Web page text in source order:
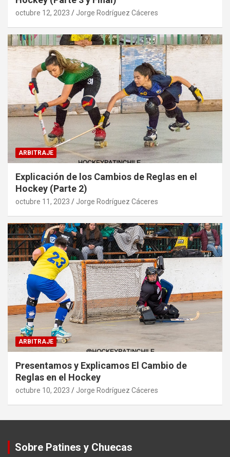
octubre 12, 2023 Jorge Rodríguez Cáceres
ARBITRAJE
Explicación de los Cambios de Reglas en el
Hockey (Parte 2)
octubre 11, 2023 Jorge Rodríguez Cáceres
ARBITRAJE
Presentamos y Explicamos El Cambio de
Reglas en el Hockey
octubre 10, 2023 Jorge Rodríguez Cáceres
Sobre Patines y Chuecas